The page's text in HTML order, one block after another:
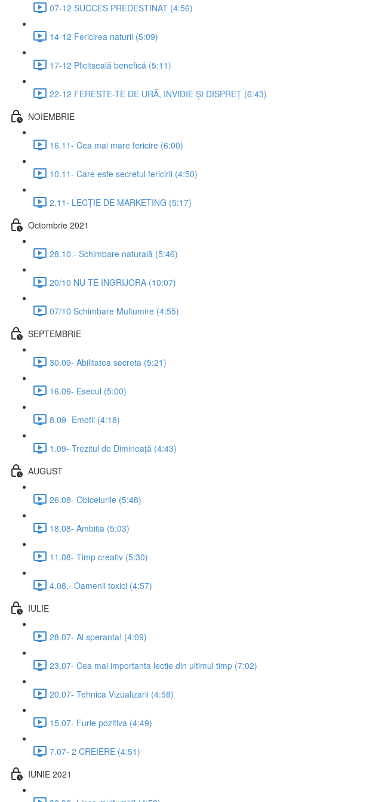
07-12 SUCCES PREDESTINAT (4:56)
14-12 Fericirea naturii (5:09)
17-12 Plicitseală benefică (5:11)
22-12 FERESTE-TE DE URĂ, INVIDIE ȘI DISPREȚ (6:43)
NOIEMBRIE
16.11- Cea mai mare fericire (6:00)
10.11- Care este secretul fericirii (4:50)
2.11- LECȚIE DE MARKETING (5:17)
Octombrie 2021
28.10.- Schimbare naturală (5:46)
20/10 NU TE INGRIJORA (10:07)
07/10 Schimbare Multumire (4:55)
SEPTEMBRIE
30.09- Abilitatea secreta (5:21)
16.09- Esecul (5:00)
8.09- Emotii (4:18)
1.09- Trezitul de Dimineață (4:43)
AUGUST
26.08- Obiceiurile (5:48)
18.08- Ambitia (5:03)
11.08- Timp creativ (5:30)
4.08.- Oamenii toxici (4:57)
IULIE
28.07- Ai speranta! (4:09)
23.07- Cea mai importanta lectie din ultimul timp (7:02)
20.07- Tehnica Vizualizarii (4:58)
15.07- Furie pozitiva (4:49)
7.07- 2 CREIERE (4:51)
IUNIE 2021